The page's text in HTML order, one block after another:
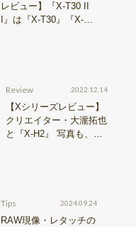
レビュー】『X-T30 II
I』は『X-T30』『X-T3
Review 2022.12.14
【Xシリーズレビュー】
クリエイター・大瀧拓也
と『X-H2』 写真も、動
Tips 2024.09.24
RAW現像・レタッチの